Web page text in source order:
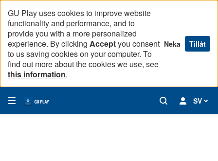
GU Play uses cookies to improve website
functionality and performance, and to
provide you with a more personalized
experience. By clicking Acceptyou consent
to us saving cookies on your computer. To
find out more about the cookies we use, see
this information.
Neka Tillåt
SV